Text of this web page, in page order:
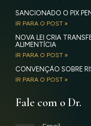
SANCIONADO O PIX
IR PARA O POST »
NOVA LEI CRIA
ALIMENTÍCIA
IR PARA O POST »
CONVENÇÃO SOBRE
IR PARA O POST »
Fale com o Dr.